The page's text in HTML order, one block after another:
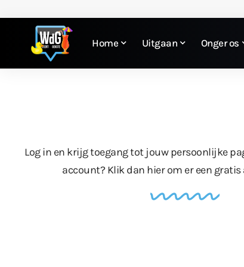
Home Uitgaan Onger os
Log in en krijg toegang tot jouw persoonlijke
account? Klik dan hierom er een gratis